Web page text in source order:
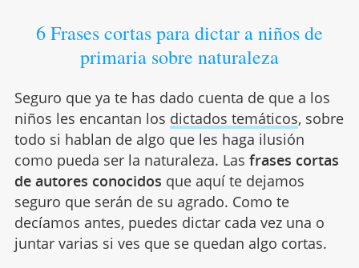
6 Frases cortas para dictar a niños de
primaria sobre naturaleza
Seguro que ya te has dado cuenta de que a los
niños les encantan los dictados temáticos, sobre
todo si hablan de algo que les haga ilusión
como pueda ser la naturaleza. Las frases cortas
de autores conocidos que aquí te dejamos
seguro que serán de su agrado. Como te
decíamos antes, puedes dictar cada vez una o
juntar varias si ves que se quedan algo cortas.